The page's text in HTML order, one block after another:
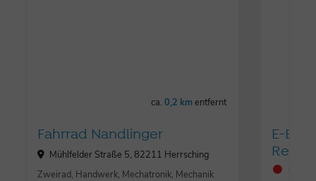
ca.0,2 kmentfernt
Fahrrad Nandlinger
Mühlfelder Straße 5, 82211 Herrsching
Zweirad, Handwerk, Mechatronik, Mechanik
E-